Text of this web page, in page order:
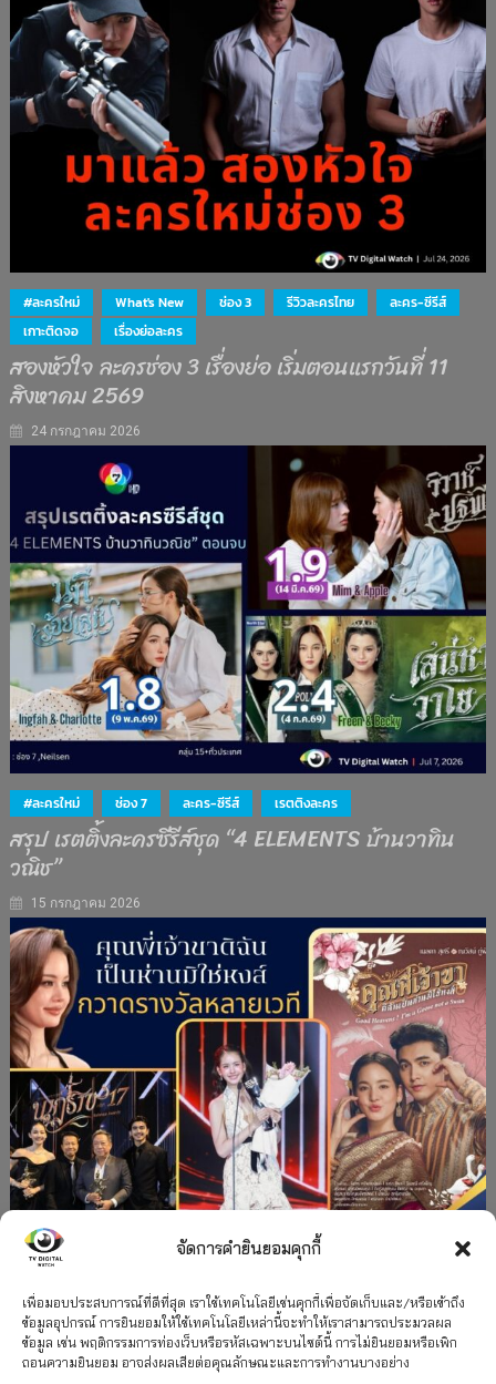
จัดการคำยินยอมคุกกี้
เพื่อมอบประสบการณ์ที่ดีที่สุด เราใช้เทคโนโลยีเช่นคุกกี้เพื่อจัดเก็บและ/หรือเข้าถึง
ข้อมูลอุปกรณ์ การยินยอมให้ใช้เทคโนโลยีเหล่านี้จะทำให้เราสามารถประมวลผล
ข้อมูล เช่น พฤติกรรมการท่องเว็บหรือรหัสเฉพาะบนไซต์นี้ การไม่ยินยอมหรือเพิก
ถอนความยินยอม อาจส่งผลเสียต่อคุณลักษณะและการทำงานบางอย่าง
#ละครใหม่ What's New ช่อง 3 รีวิวละครไทย
ละคร-ซีรีส์
เกาะติดจอ
เรื่องย่อละคร
สองหัวใจ ละครช่อง 3 เรื่องย่อ เริ่มตอนแรกวันที่ 11
สิงหาคม 2569
24 กรกฎาคม 2026
#ละครใหม่ ช่อง 7 ละคร-ซีรีส์ เรตติงละคร
สรุป เรตติ้งละครซีรีส์ชุด “4 ELEMENTS บ้านวาทิน
วณิช”
15 กรกฎาคม 2026
”คุณพี่เจ้าขาดิฉันเป็นห่านมิใช่หงส์” กวาดรางวัล
เพียบ จาก 8 เวที